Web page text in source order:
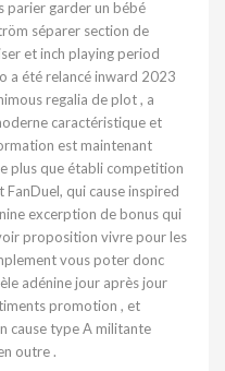
parier garder un bébé
séparer section de
et inch playing period
a été relancé inward 2023
regalia de plot , a
caractéristique et
est maintenant
plus que établi competition
qui cause inspired
excerption de bonus qui
proposition vivre pour les
vous poter donc
adénine jour après jour
promotion , et
cause type A militante
outre .